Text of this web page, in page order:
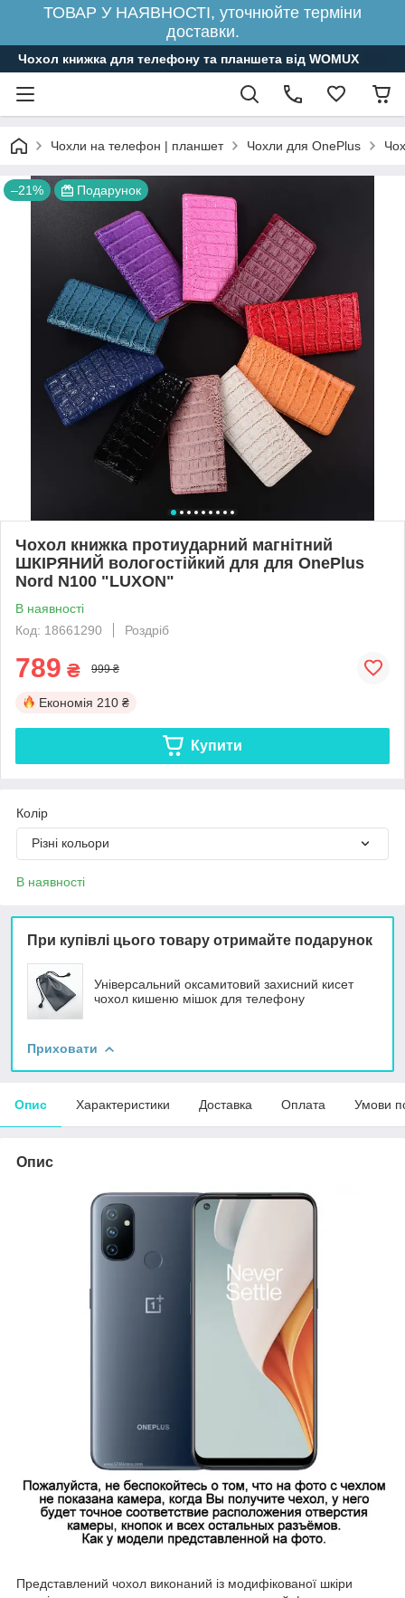
ТОВАР У НАЯВНОСТІ, уточнюйте терміни
доставки.
Чохол книжка для телефону та планшета від WOMUX
Чохли на телефон | планшет Чохли для OnePlus
–21% Подарунок
Чохол книжка протиударний магнітний
ШКІРЯНИЙ вологостійкий для для OnePlus
Nord N100 "LUXON"
В наявності
Код: 18661290
Роздріб
789 ₴ 999 ₴
Економія 210 ₴
Купити
Колір
Різні кольори
В наявності
При купівлі цього товару отримайте подарунок
Універсальний оксамитовий захисний кисет
чохол кишеню мішок для телефону
Приховати
Опис Характеристики Доставка Оплата Умови
Опис
Представлений чохол виконаний із модифікованої шкіри